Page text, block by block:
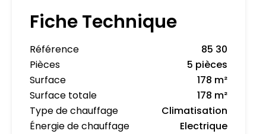
Fiche Technique
Référence
85 30
Pièces
5 pièces
Surface
178 m²
Surface totale
178 m²
Type de chauffage
Climatisation
Énergie de chauffage
Electrique